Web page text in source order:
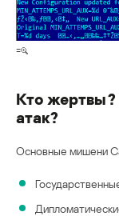
=
Кто жертвы?
атак?
Основные мишени